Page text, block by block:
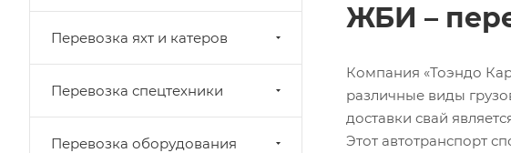
ЖБИ –
Компания «Тоэндо
различные виды
доставки свай
Этот автотранспорт
Перевозка яхт и катеров
Перевозка спецтехники
Перевозка оборудования